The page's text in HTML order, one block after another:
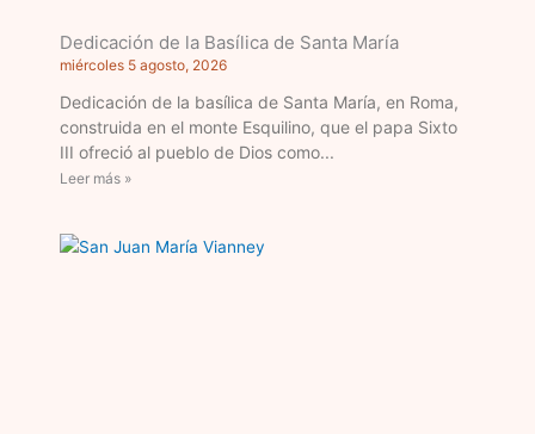
Dedicación de la Basílica de Santa María
miércoles 5 agosto, 2026
Dedicación de la basílica de Santa María, en Roma,
construida en el monte Esquilino, que el papa Sixto
III ofreció al pueblo de Dios como
Leer más »